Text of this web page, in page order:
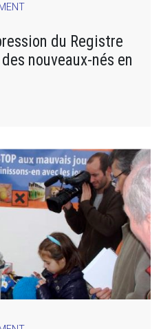
du Registre
nouveaux-nés en